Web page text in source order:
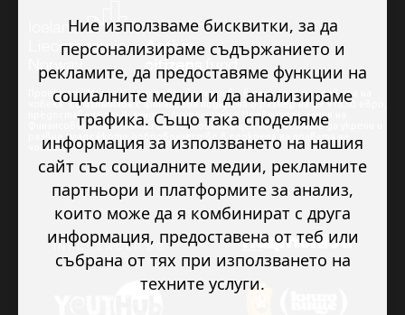
Проектът “Младежкото доброволчество в подкрепа на правата на
човека” се изпълнява с финансова подкрепа в размер на 89 978.50 евро,
предоставена от Исландия, Лихтенщайн и Норвегия по линия на
Финансовия механизъм на ЕИП. Основната цел на проекта е да укрепи и
развие младежкото доброволчество в подкрепа на правата на
човека.
Ние използваме бисквитки, за да
персонализираме съдържанието и
рекламите, да предоставяме функции на
социалните медии и да анализираме
трафика. Също така споделяме
информация за използването на нашия
сайт със социалните медии, рекламните
партньори и платформите за анализ,
които може да я комбинират с друга
информация, предоставена от теб или
събрана от тях при използването на
техните услуги.